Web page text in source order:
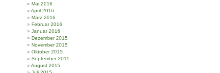
Mai 2016
April 2016
März 2016
Februar 2016
Januar 2016
Dezember 2015
November 2015
Oktober 2015
September 2015
August 2015